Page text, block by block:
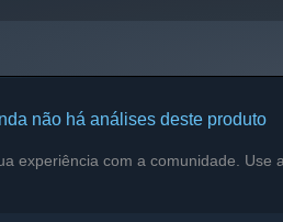
não há análises deste produto
experiência com a comunidade.